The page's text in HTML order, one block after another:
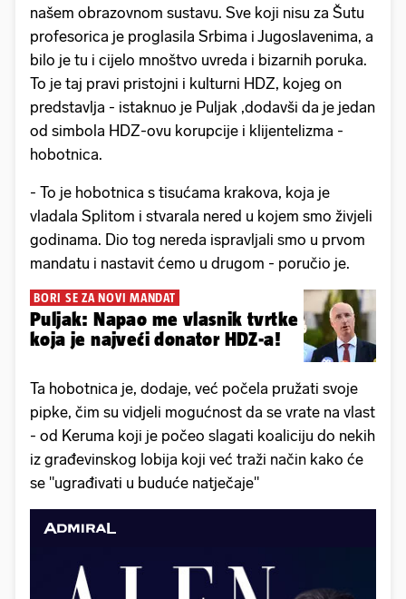
našem obrazovnom sustavu. Sve koji nisu za Šutu
profesorica je proglasila Srbima i Jugoslavenima, a
bilo je tu i cijelo mnoštvo uvreda i bizarnih poruka.
To je taj pravi pristojni i kulturni HDZ, kojeg on
predstavlja - istaknuo je Puljak ,dodavši da je jedan
od simbola HDZ-ovu korupcije i klijentelizma -
hobotnica.
- To je hobotnica s tisućama krakova, koja je
vladala Splitom i stvarala nered u kojem smo živjeli
godinama. Dio tog nereda ispravljali smo u prvom
mandatu i nastavit ćemo u drugom - poručio je.
BORI SE ZA NOVI MANDAT
Puljak: Napao me vlasnik tvrtke
koja je najveći donator HDZ-a!
Ta hobotnica je, dodaje, već počela pružati svoje
pipke, čim su vidjeli mogućnost da se vrate na vlast
- od Keruma koji je počeo slagati koaliciju do nekih
iz građevinskog lobija koji već traži način kako će
se "ugrađivati u buduće natječaje"